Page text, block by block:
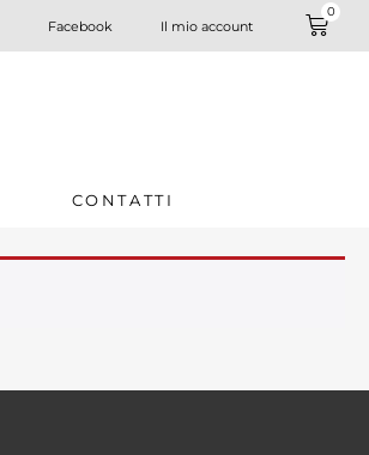
Facebook Il mio account
0
CONTATTI